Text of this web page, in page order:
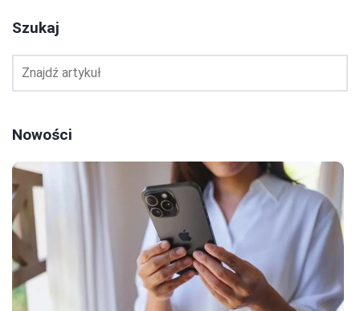
Szukaj
Nowości